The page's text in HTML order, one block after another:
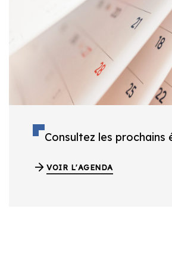
Consultez les prochains
VOIR L'AGENDA